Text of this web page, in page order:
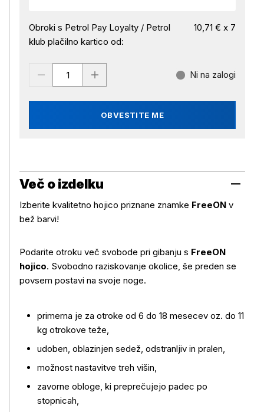
Obroki s Petrol Pay Loyalty / Petrol
klub plačilno kartico od:
10,71 € x 7
OBVESTITE ME
Ni na zalogi
Več o izdelku
Več o izdelku
Izberite kvalitetno hojico priznane znamke FreeON v
bež barvi!
Podarite otroku več svobode pri gibanju s FreeON
hojico. Svobodno raziskovanje okolice, še preden se
povsem postavi na svoje noge.
primerna je za otroke od 6 do 18 mesecev oz. do 11
kg otrokove teže,
udoben, oblazinjen sedež, odstranljiv in pralen,
možnost nastavitve treh višin,
zavorne obloge, ki preprečujejo padec po
stopnicah,